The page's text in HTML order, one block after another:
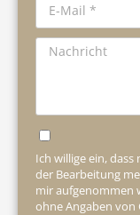
Ich willige ein,
der Bearbeitung
mir aufgenommen
ohne Angaben